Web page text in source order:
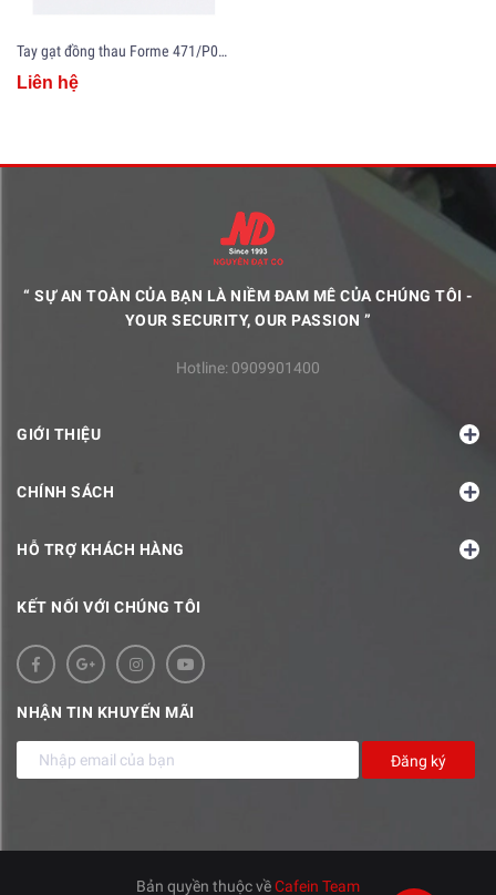
Tay gạt đồng thau Forme 471/P04/1120
Liên hệ
“ SỰ AN TOÀN CỦA BẠN LÀ NIỀM ĐAM MÊ CỦA CHÚNG TÔI -
YOUR SECURITY, OUR PASSION ”
Hotline: 0909901400
GIỚI THIỆU
CHÍNH SÁCH
HỖ TRỢ KHÁCH HÀNG
KẾT NỐI VỚI CHÚNG TÔI
NHẬN TIN KHUYẾN MÃI
Đăng ký
Bản quyền thuộc vềCafein Team